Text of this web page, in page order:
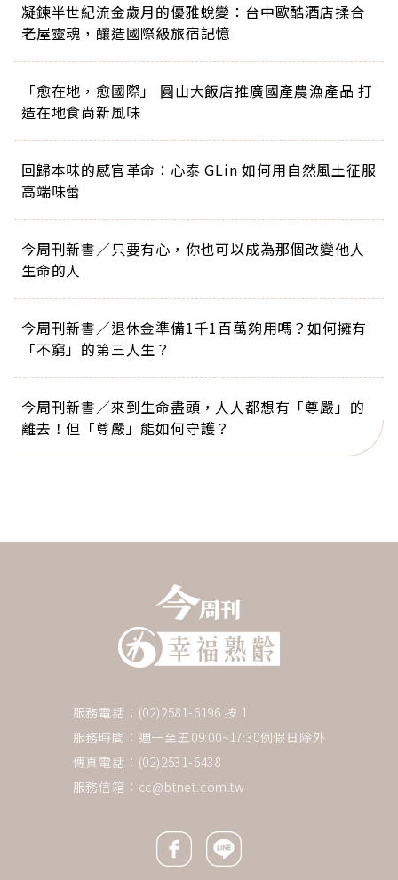
凝鍊半世紀流金歲月的優雅蛻變：台中歐酷酒店揉合
老屋靈魂，釀造國際級旅宿記憶
「愈在地，愈國際」 圓山大飯店推廣國產農漁產品 打
造在地食尚新風味
回歸本味的感官革命：心泰 GLin 如何用自然風土征服
高端味蕾
今周刊新書／只要有心，你也可以成為那個改變他人
生命的人
今周刊新書／退休金準備1千1百萬夠用嗎？如何擁有
「不窮」的第三人生？
今周刊新書／來到生命盡頭，人人都想有「尊嚴」的
離去！但「尊嚴」能如何守護？
服務電話：(02)2581-6196 按 1
服務時間：週一至五09:00~17:30例假日除外
傳真電話：(02)2531-6438
服務信箱： cc@btnet.com.tw
Facebook icon
Line icon